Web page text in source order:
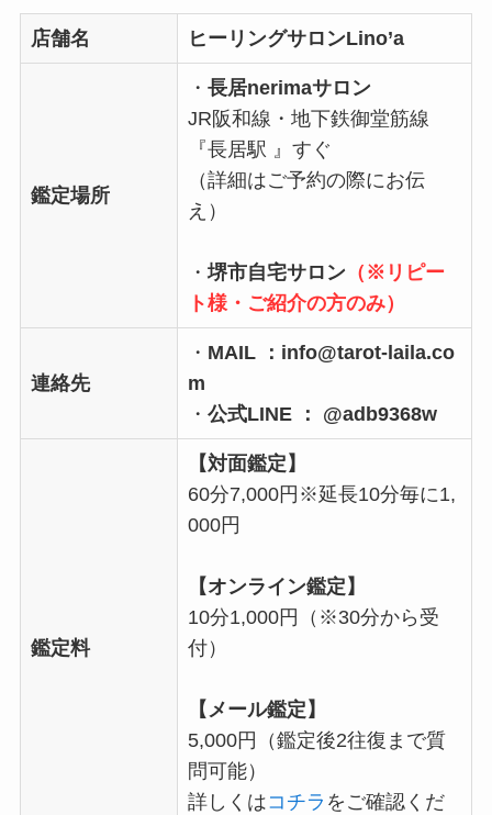
店舗名 ヒーリングサロンLino’a
鑑定場所
・ 長居nerimaサロン
JR阪和線・地下鉄御堂筋線
『長居駅 』すぐ
（詳細はご予約の際にお伝
え）
・堺市自宅サロン（※リピー
ト様・ご紹介の方のみ）
連絡先
・ MAIL ：info@tarot-laila.co
m
・ 公式LINE ： @adb9368w
鑑定料
【対面鑑定】
60分7,000円※延長10分毎に1,
000円
【オンライン鑑定】
10分1,000円（※30分から受
付）
【メール鑑定】
5,000円（鑑定後2往復まで質
問可能）
詳しくはコチラ をご確認くだ